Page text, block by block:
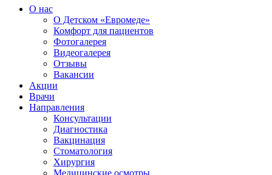
О нас
О Детском «Евромеде»
Комфорт для пациентов
Фотогалерея
Видеогалерея
Отзывы
Вакансии
Акции
Врачи
Направления
Консультации
Диагностика
Вакцинация
Стоматология
Хирургия
Медицинские осмотры